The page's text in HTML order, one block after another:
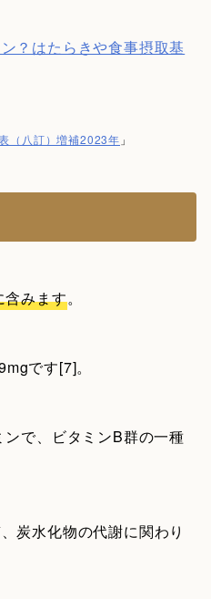
？はたらきや食事摂取基
（八訂）増補2023年 」
含みます。
です[7]。
で、ビタミンB群の一種
炭水化物の代謝に関わり